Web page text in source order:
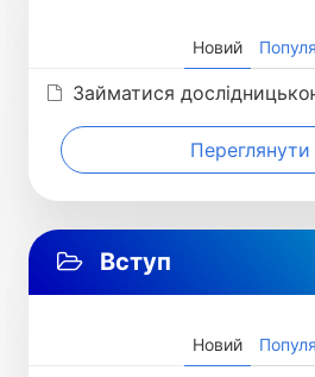
Новий
Займатися
Переглянути
Вступ
Новий